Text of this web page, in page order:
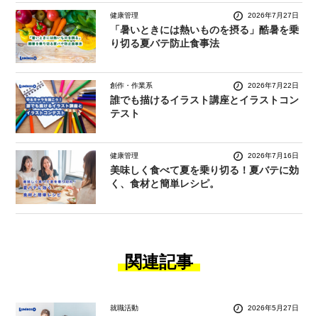
健康管理 2026年7月27日
「暑いときには熱いものを摂る」酷暑を乗
り切る夏バテ防止食事法
創作・作業系 2026年7月22日
誰でも描けるイラスト講座とイラストコン
テスト
健康管理 2026年7月16日
美味しく食べて夏を乗り切る！夏バテに効
く、食材と簡単レシピ。
関連記事
就職活動 2026年5月27日